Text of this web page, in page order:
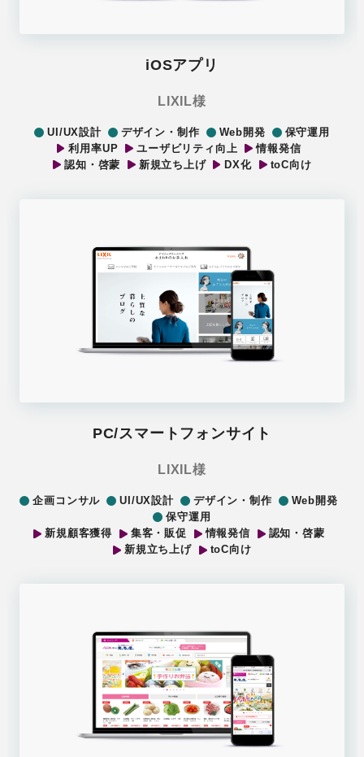
iOSアプリ
LIXIL様
UI/UX設計 デザイン・制作 Web開発
保守運用
利用率UP
ユーザビリティ向上
情報発信
認知・啓蒙
新規立ち上げ DX化 toC向け
PC/スマートフォンサイト
LIXIL様
企画コンサル UI/UX設計 デザイン・制作
Web開発
保守運用
新規顧客獲得
集客・販促 情報発信
認知・啓蒙
新規立ち上げ
toC向け